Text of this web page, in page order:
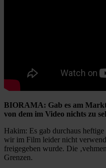
BIORAMA: Gab es am
von dem im Video nichts zu
Hakim: Es gab durchaus
wir im Film leider nicht
freigegeben wurde. Die
Grenzen.